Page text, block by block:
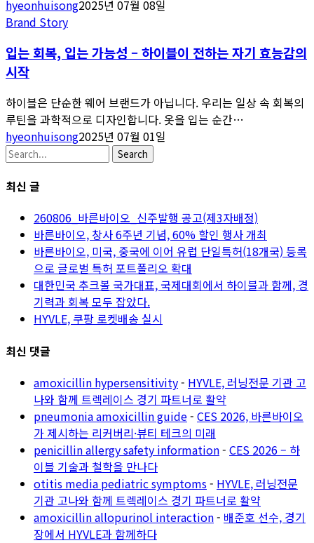
hyeonhuisong2025년 07월 08일
Brand Story
입는 회복, 입는 가능성 – 하이블이 전하는 자기 효능감의
시작
하이블은 단순한 웨어 브랜드가 아닙니다. 우리는 일상 속 회복의
루틴을 과학적으로 디자인합니다. 옷을 입는 순간…
hyeonhuisong2025년 07월 01일
Search
최신 글
260806_바른바이오_신주발행 공고(제3자배정)
바른바이오, 창사 6주년 기념, 60% 할인 행사 개최
바른바이오, 미국, 중국에 이어 유럽 단일특허(18개국) 등록
으로 글로벌 특허 포트폴리오 확대
대한민국 추크볼 국가대표, 국제대회에서 하이블과 함께, 경
기력과 회복 모두 잡았다.
HYVLE, 쿠팡 로켓배송 실시
최신 댓글
amoxicillin hypersensitivity- HYVLE, 러닝전문 기관 고
나와 함께 트렉레이스 경기 파트너로 활약
pneumonia amoxicillin guide- CES 2026, 바른바이오
가 제시하는 리커버리·뷰티 테크의 미래
penicillin allergy safety information- CES 2026 – 하
이블 기술과 철학을 만나다
otitis media pediatric symptoms- HYVLE, 러닝전문
기관 고나와 함께 트렉레이스 경기 파트너로 활약
amoxicillin allopurinol interaction- 배준호 선수, 경기
장에서 HYVLE과 함께하다